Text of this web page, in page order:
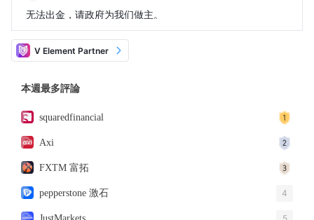
无法出金，请政府为我们做主。
V Element Partner
本週最多評論
squaredfinancial
Axi
FXTM 富拓
pepperstone 激石 4